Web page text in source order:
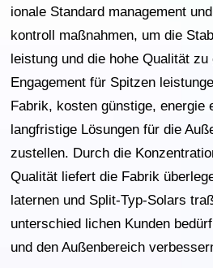
ionale Standard management
kontroll maßnahmen, um die
leistung und die hohe Qualität
Engagement für Spitzen
Fabrik, kosten günstige, energie
langfristige Lösungen für die
zustellen. Durch die
Qualität liefert die Fabrik
laternen und Split-Typ-Solars
unterschied lichen Kunden
und den Außenbereich